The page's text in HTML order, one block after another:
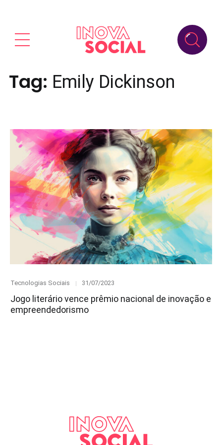
Tag: Emily Dickinson
Category
Tecnologias Sociais
Posted
31/07/2023
Jogo literário vence prêmio nacional de inovação e
empreendedorismo